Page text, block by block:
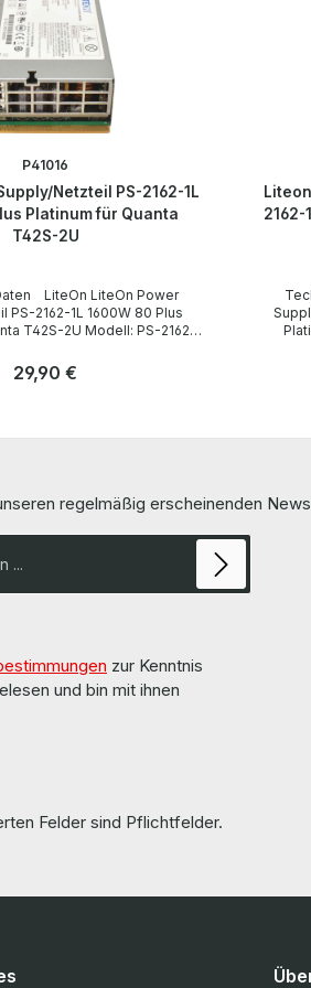
P41016
Netzteil PS-2162-1L
Platinum für Quanta
T42S-2U
Power
PS-2162-1L 1600W 80 Plus
Modell: PS-2162-
LiteOn Type /
Netzteil PS-2162-1L 1600W
of the manufacturer.
% in Ordnung!!!
Regulärer Preis:
29,90 €
2162-
Ausgänge +12V,133 A +12Vsb
regelmäßig erscheinenden
zur Kenntnis
und bin mit ihnen
Felder sind Pflichtfelder.